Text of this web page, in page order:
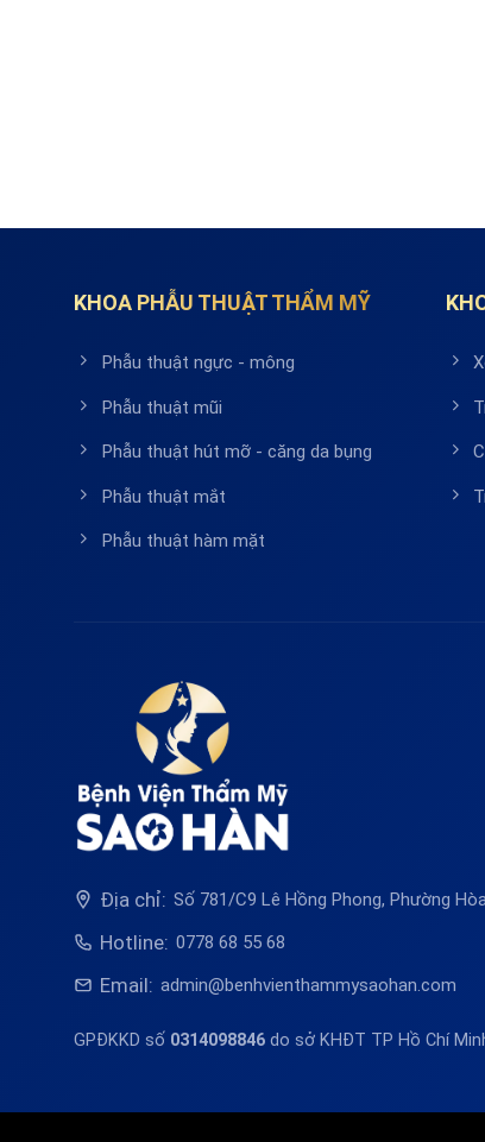
KHOA PHẪU THUẬT THẨM MỸ
Phẫu thuật ngực - mông
Phẫu thuật mũi
Phẫu thuật hút mỡ - căng da bụng
Phẫu thuật mắt
Phẫu thuật hàm mặt
Địa chỉ: Số 781/C9 Lê Hồng Phong, Phường
Hotline: 0778 68 55 68
Email: admin@benhvienthammysaohan.com
GPĐKKD số 0314098846 do sở KHĐT TP Hồ Chí